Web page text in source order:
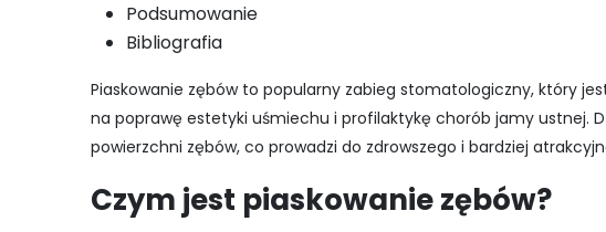
Podsumowanie
Bibliografia
Piaskowanie zębów to popularny zabieg stomatologiczny, który
na poprawę estetyki uśmiechu i profilaktykę chorób jamy ustnej.
powierzchni zębów, co prowadzi do zdrowszego i bardziej
Czym jest piaskowanie zębów?